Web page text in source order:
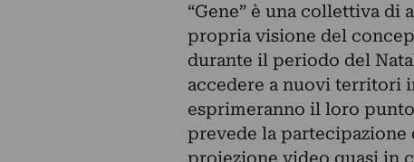
“Gene” è una collettiva di
propria visione del
durante il periodo del
accedere a nuovi territori
esprimeranno il loro
prevede la